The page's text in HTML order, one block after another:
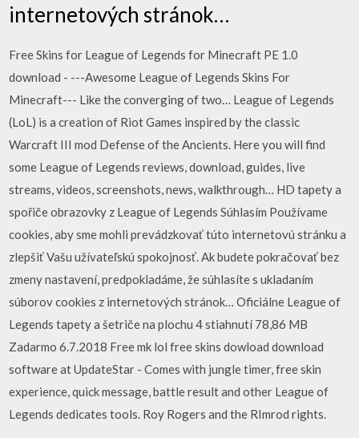
internetových stránok…
Free Skins for League of Legends for Minecraft PE 1.0
download - ---Awesome League of Legends Skins For
Minecraft--- Like the converging of two… League of Legends
(LoL) is a creation of Riot Games inspired by the classic
Warcraft III mod Defense of the Ancients. Here you will find
some League of Legends reviews, download, guides, live
streams, videos, screenshots, news, walkthrough… HD tapety a
spořiče obrazovky z League of Legends Súhlasím Používame
cookies, aby sme mohli prevádzkovať túto internetovú stránku a
zlepšiť Vašu užívateľskú spokojnosť. Ak budete pokračovať bez
zmeny nastavení, predpokladáme, že súhlasíte s ukladaním
súborov cookies z internetových stránok… Oficiálne League of
Legends tapety a šetriče na plochu 4 stiahnutí 78,86 MB
Zadarmo 6.7.2018 Free mk lol free skins dowload download
software at UpdateStar - Comes with jungle timer, free skin
experience, quick message, battle result and other League of
Legends dedicates tools. Roy Rogers and the RImrod rights.